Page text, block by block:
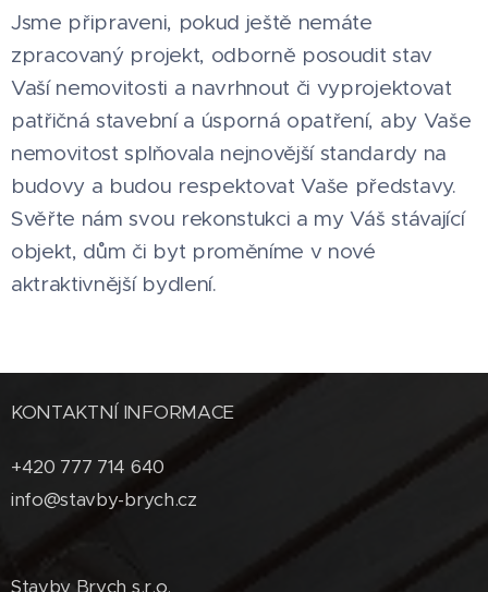
Jsme připraveni, pokud ještě nemáte
zpracovaný projekt, odborně posoudit stav
Vaší nemovitosti a navrhnout či vyprojektovat
patřičná stavební a úsporná opatření, aby Vaše
nemovitost splňovala nejnovější standardy na
budovy a budou respektovat Vaše představy.
Svěřte nám svou rekonstukci a my Váš stávající
objekt, dům či byt proměníme v nové
aktraktivnější bydlení.
KONTAKTNÍ INFORMACE
+420 777 714 640
info@stavby-brych.cz
Stavby Brych s.r.o.